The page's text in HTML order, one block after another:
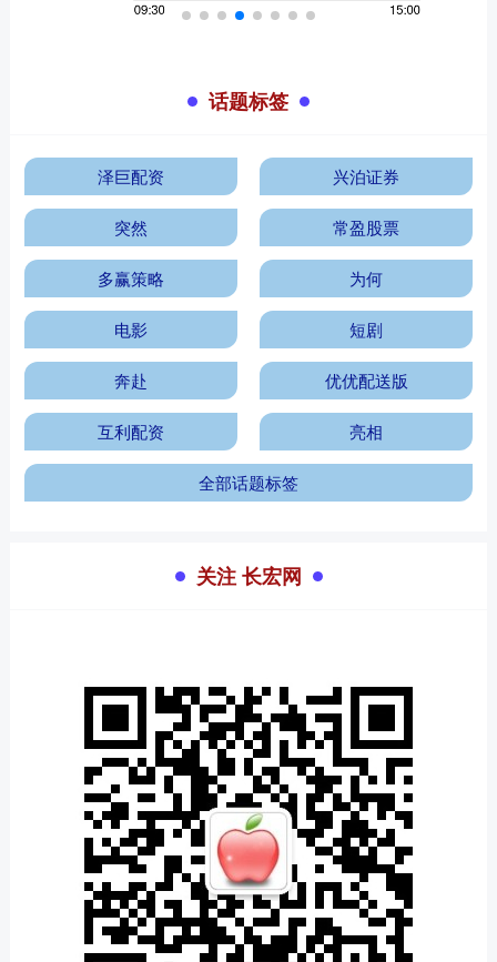
话题标签
泽巨配资 兴泊证券
突然 常盈股票
多赢策略 为何
电影 短剧
奔赴 优优配送版
互利配资 亮相
全部话题标签
关注 长宏网